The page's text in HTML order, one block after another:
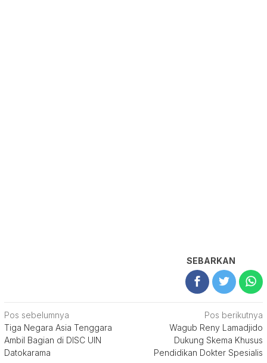
SEBARKAN
Navigasi
pos
Pos sebelumnya
Tiga Negara Asia Tenggara
Ambil Bagian di DISC UIN
Datokarama
Pos berikutnya
Wagub Reny Lamadjido
Dukung Skema Khusus
Pendidikan Dokter Spesialis